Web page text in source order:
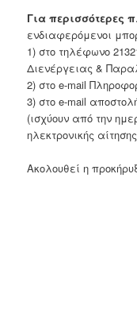
Για περισσότερες
ενδιαφερόμενοι
1) στο τηλέφωνο
Διενέργειας &
2) στο e-mail
3) στο e-mail
(ισχύουν από την
ηλεκτρονικής
Ακολουθεί η